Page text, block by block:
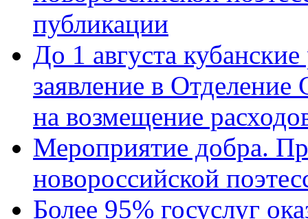
публикации
До 1 августа
заявление в
на возмещение
Мероприятие добра.
новороссийской
Более 95% госуслуг